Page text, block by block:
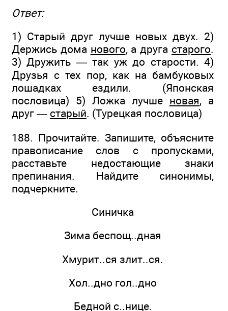
Ответ:
1) Старый друг лучше новых двух. 2)
Держись дома нового, а друга старого.
3) Дружить — так уж до старости. 4)
Друзья с тех пор, как на бамбуковых
лошадках ездили. (Японская
пословица) 5) Ложка лучше новая, а
друг — старый. (Турецкая пословица)
188. Прочитайте. Запишите, объясните
правописание слов с пропусками,
расставьте недостающие знаки
препинания. Найдите синонимы,
подчеркните.
Синичка
Зима беспощ..дная
Хмурит..ся злит..ся.
Хол..дно гол..дно
Бедной с..нице.